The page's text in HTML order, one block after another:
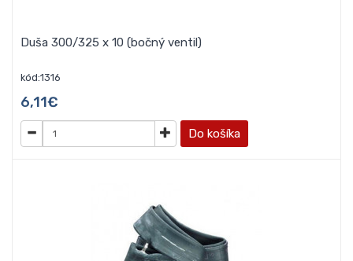
Duša 300/325 x 10 (bočný ventil)
kód:1316
6,11€
Do košíka